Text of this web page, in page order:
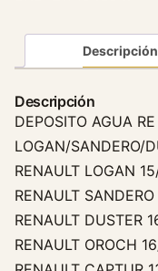
D
A
u
a
R
e
n
a
Descripción
Descripción
DEPOSITO AGUA RE
LOGAN/SANDERO/
RENAULT LOGAN
RENAULT SANDERO
RENAULT DUSTER
RENAULT OROCH